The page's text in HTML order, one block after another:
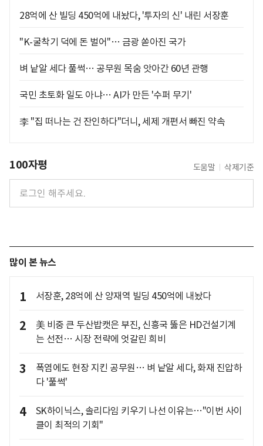
28억에 산 빌딩 450억에 내놨다, '투자의 신' 내린 서장훈
"K-굴착기 덕에 돈 벌어"… 금광 쏟아진 국가
벼 낱알 세다 풀썩… 공무원 목숨 앗아간 60년 관행
국민 초토화 일도 아냐… AI가 만든 '수퍼 무기'
李 "집 떠나는 건 잔인하다"더니, 세제 개편서 빠진 약속
100자평 도움말 삭제기준
많이 본 뉴스
1 서장훈, 28억에 산 양재역 빌딩 450억에 내놨다
2
美 비중 큰 두산밥캣은 부진, 신흥국 뚫은 HD건설기계
는 선전… 시장 전략에 엇갈린 희비
3
폭염에도 현장 지킨 공무원… 벼 낱알 세다, 화재 진압하
다 '풀썩'
4
SK하이닉스, 솔리다임 키우기 나선 이유는…"이번 사이
클이 최적의 기회"